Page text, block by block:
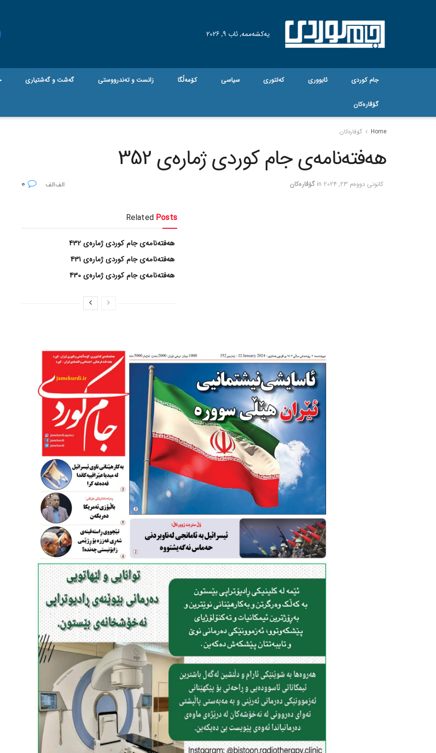
یەکشەممە, ئاب 9, 2026
جام کوردی ئابووری کەلتوری سیاسی کۆمەڵگا زانست و تەندرووستی گه‌شت و گه‌شتیاری
گۆڤاره‌کان
Home گۆڤاره‌کان
هەفتەنامەی جام کوردی ژمارەی 352
كانونی دووه‌م 23, 2024 in گۆڤاره‌کان
Related Posts
هەفتەنامەی جام کوردی ژمارەی 432
هەفتەنامەی جام کوردی ژمارەی 431
هەفتەنامەی جام کوردی ژمارەی 430